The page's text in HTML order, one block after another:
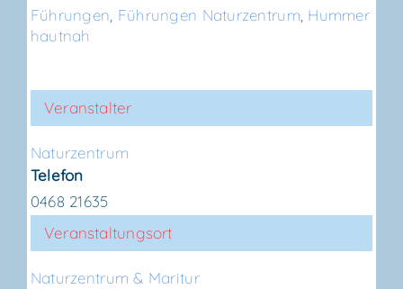
Führungen Führungen Naturzentrum Hummer
hautnah
Veranstaltungsort
Natur­zen­trum & Maritur
Veranstalter
Natur­zen­trum
Telefon
0468 21635